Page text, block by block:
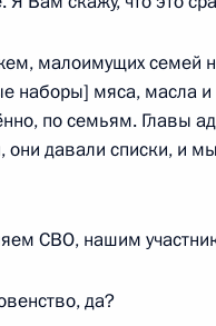
Республики
малоимущих семей
наборы] мяса, масла и
по семьям. Главы
они давали списки, и
СВО, нашим
да?